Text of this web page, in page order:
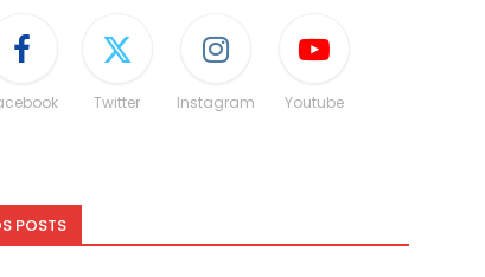
Twitter Instagram Youtube
POSTS